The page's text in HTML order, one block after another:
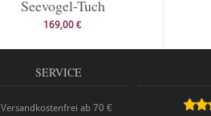
Seevogel-Tuch
169,00 €
SERVICE
Versandkostenfrei ab 70 €